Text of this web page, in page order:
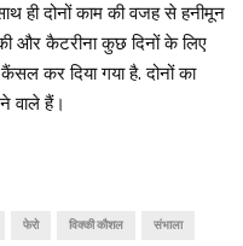
ही दोनों काम की वजह से हनीमून
और कैटरीना कुछ दिनों के लिए
कर दिया गया है. दोनों का
वाले हैं।
फेरो विक्की कौशल संभाला